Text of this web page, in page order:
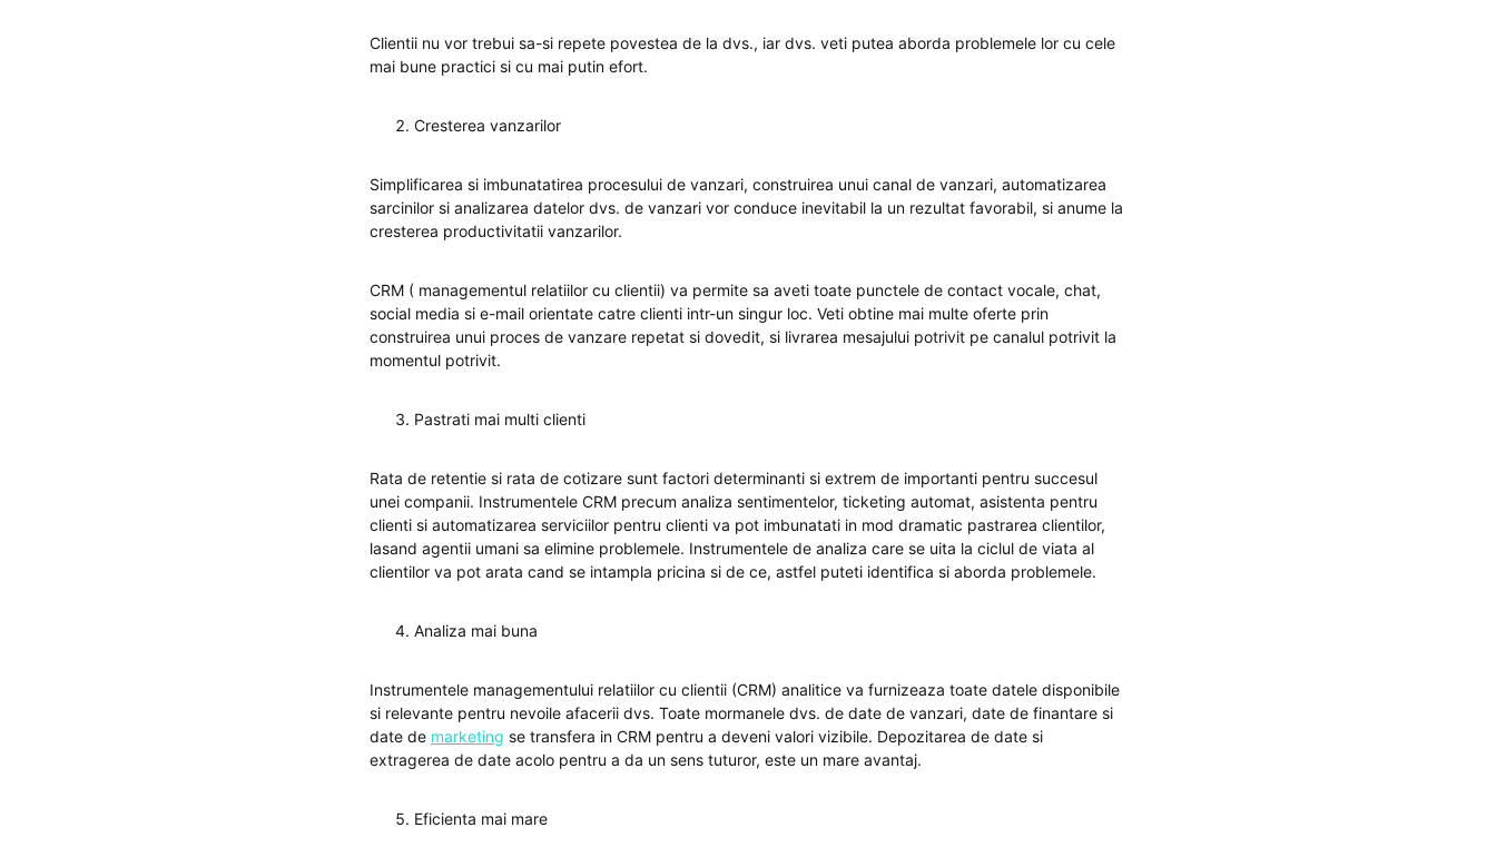
Clientii nu vor trebui sa-si repete povestea de la dvs., iar dvs. veti putea aborda problemele lor cu cele
mai bune practici si cu mai putin efort.
Cresterea vanzarilor
Simplificarea si imbunatatirea procesului de vanzari, construirea unui canal de vanzari, automatizarea
sarcinilor si analizarea datelor dvs. de vanzari vor conduce inevitabil la un rezultat favorabil, si anume la
cresterea productivitatii vanzarilor.
CRM ( managementul relatiilor cu clientii) va permite sa aveti toate punctele de contact vocale, chat,
social media si e-mail orientate catre clienti intr-un singur loc. Veti obtine mai multe oferte prin
construirea unui proces de vanzare repetat si dovedit, si livrarea mesajului potrivit pe canalul potrivit la
momentul potrivit.
Pastrati mai multi clienti
Rata de retentie si rata de cotizare sunt factori determinanti si extrem de importanti pentru succesul
unei companii. Instrumentele CRM precum analiza sentimentelor, ticketing automat, asistenta pentru
clienti si automatizarea serviciilor pentru clienti va pot imbunatati in mod dramatic pastrarea clientilor,
lasand agentii umani sa elimine problemele. Instrumentele de analiza care se uita la ciclul de viata al
clientilor va pot arata cand se intampla pricina si de ce, astfel puteti identifica si aborda problemele.
Analiza mai buna
Instrumentele managementului relatiilor cu clientii (CRM) analitice va furnizeaza toate datele disponibile
si relevante pentru nevoile afacerii dvs. Toate mormanele dvs. de date de vanzari, date de finantare si
date de marketing se transfera in CRM pentru a deveni valori vizibile. Depozitarea de date si
extragerea de date acolo pentru a da un sens tuturor, este un mare avantaj.
Eficienta mai mare